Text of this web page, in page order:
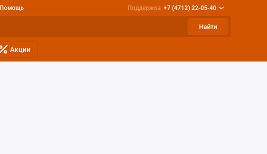
Помощь Поддержка +7 (4712) 22-05-40
Найти
Акции